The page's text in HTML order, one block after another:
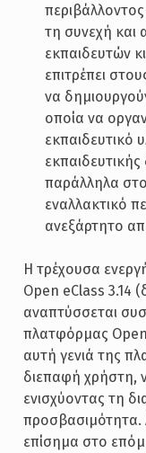
τη συνεχή και
εκπαιδευτών
επιτρέπει
να
οποία να
εκπαιδευτικό
παράλληλα
εναλλακτικό
ανεξάρτητο
Η τρέχουσα
Open eClass 3.14
αναπτύσσεται
πλατφόρμας Open
αυτή γενιά της
διεπαφή χρήστη,
ενισχύοντας τη
προσβασιμότητα.
επίσημα στο